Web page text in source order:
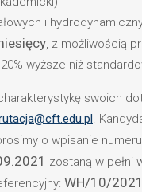
i
, z możliwością
wyższe niż
swoich
.
o wpisanie
zostaną w pełni
WH/10/